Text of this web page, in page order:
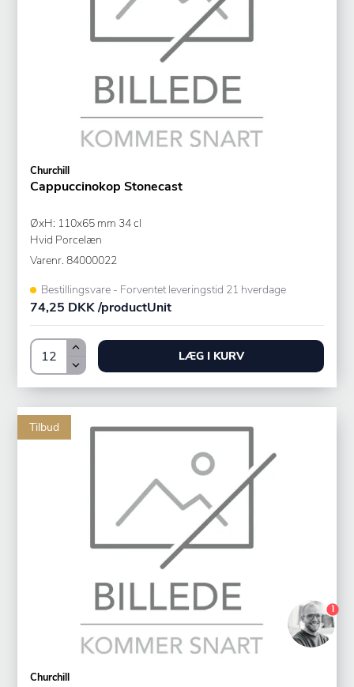
Churchill
Cappuccinokop Stonecast
ØxH: 110x65 mm 34 cl
Hvid Porcelæn
Varenr. 84000022
Bestillingsvare - Forventet leveringstid 21 hverdage
74,25 DKK /productUnit
LÆG I KURV
Tilbud
Churchill
1